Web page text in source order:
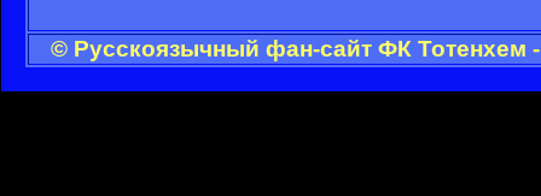
© Русскоязычный фан-сайт ФК Тотенхем